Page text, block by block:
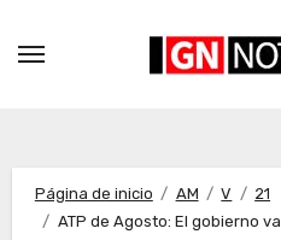
Página de inicio AM V
21
ATP de Agosto: El gobierno